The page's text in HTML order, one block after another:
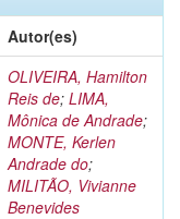
Autor(es)
OLIVEIRA, Hamilton
Reis de; LIMA,
Mônica de Andrade;
MONTE, Kerlen
Andrade do;
MILITÃO, Vivianne
Benevides